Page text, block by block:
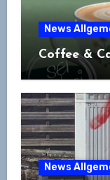
News
Coffee &
News